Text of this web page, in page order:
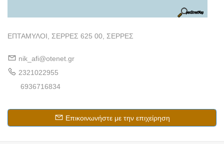
ΕΠΤΑΜΥΛΟΙ, ΣΕΡΡΕΣ 625 00, ΣΕΡΡΕΣ
nik_afi@otenet.gr
2321022955
6936716834
Επικοινωνήστε με την επιχείρηση